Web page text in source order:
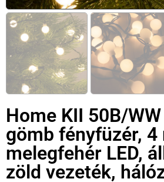
Home KII 50B/
gömb fényfüzér, 4
melegfehér LED,
zöld vezeték,